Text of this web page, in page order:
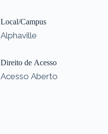
Local/Campus
Alphaville
Direito de Acesso
Acesso Aberto